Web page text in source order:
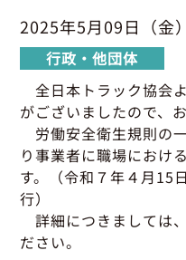
セミナー・研修
適正化事業
適正化事業について
Gマーク制度について
巡回指導について
運行管理者・整備管理者
適正化だより
会員専用ページ
初任運転者特別指導教育
グッドラーニング
運送申込・書面化アプリ
利用申し込み
活動報告・協会報
貸出用ビデオライブラリ
一般の皆さまへ
トラック輸送の役割
緑ナンバートラックとは
入会のご案内
2025年5月09日（金）
行政・他団体
全日本トラック協会
がございましたので、
労働安全衛生規則の
り事業者に職場におけ
す。（令和７年４月15
行）
詳細につきましては
ださい。